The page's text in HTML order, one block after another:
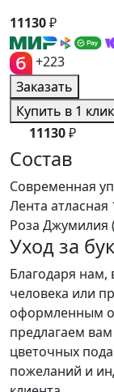
11130₽
+223
Заказать
Купить в 1 клик
11130₽
Состав
Современная
Лента атласная
Роза
Уход за
Благодаря нам,
человека или
оформленным
предлагаем
цветочных
пожеланий и